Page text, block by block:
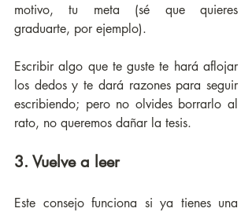
motivo, tu meta (sé que quieres
graduarte, por ejemplo).
Escribir algo que te guste te hará aflojar
los dedos y te dará razones para seguir
escribiendo; pero no olvides borrarlo al
rato, no queremos dañar la tesis.
3. Vuelve a leer
Este consejo funciona si ya tienes una